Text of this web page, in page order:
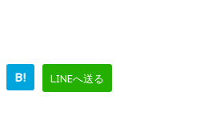
B! LINEへ送る